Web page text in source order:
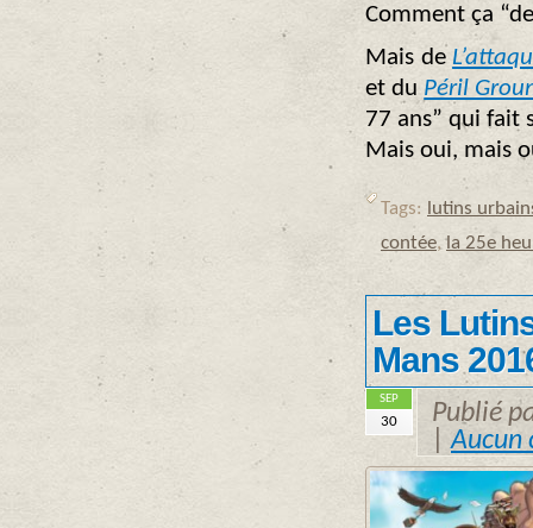
Comment ça
Mais de
et du Péril
77 ans” qui fait
Mais oui, mais
Tags:
lutins
contée,la 25e
Les
Mans
SEP
30
Publié
|Aucun